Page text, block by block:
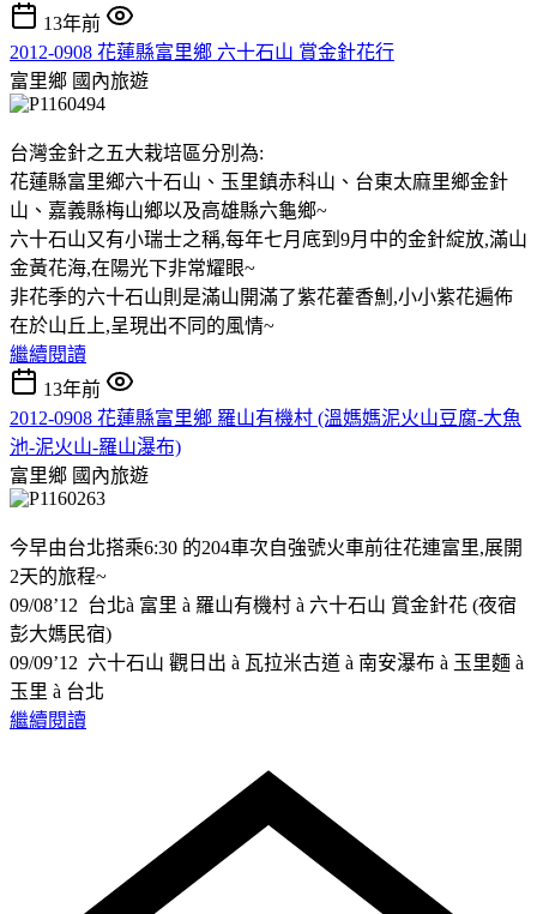
13年前
2012-0908 花蓮縣富里鄉 六十石山 賞金針花行
富里鄉 國內旅遊
台灣金針之五大栽培區分別為:
花蓮縣富里鄉六十石山、玉里鎮赤科山、台東太麻里鄉金針
山、嘉義縣梅山鄉以及高雄縣六龜鄉~
六十石山又有小瑞士之稱,每年七月底到9月中的金針綻放,滿山
金黃花海,在陽光下非常耀眼~
非花季的六十石山則是滿山開滿了紫花藿香魝,小小紫花遍佈
在於山丘上,呈現出不同的風情~
繼續閱讀
13年前
2012-0908 花蓮縣富里鄉 羅山有機村 (溫媽媽泥火山豆腐-大魚
池-泥火山-羅山瀑布)
富里鄉 國內旅遊
今早由台北搭乘6:30 的204車次自強號火車前往花連富里,展開
2天的旅程~
09/08’12 台北à 富里 à 羅山有機村 à 六十石山 賞金針花 (夜宿
彭大媽民宿)
09/09’12 六十石山 觀日出 à 瓦拉米古道 à 南安瀑布 à 玉里麵 à
玉里 à 台北
繼續閱讀